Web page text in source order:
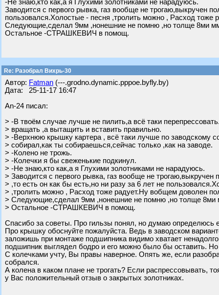
-Не знаю,кто как,а я Глухими золотниками не нарадуюсь.
Заводится с первого рывка, газ вообще не трогаю,выкручен
пользовался.Холостые - песня ,тролить можно , Расход
Следующие,сделал 9мм ,нонешние не помню ,но толще 8ми
Остальное -СТРАШКЕВИЧ в помощ.
Re: Разобрал Вихрь-30
Автор: Fatman (---.grodno.dynamic.pppoe.byfly.by)
Дата: 25-11-17 16:47
An-24 писал:
> -В твоём случае лучше не пилить,а всё таки
> вращать ,а вытащить и вставить правильно.
> -Верхнюю крышку картера , всё таки лучше по заводскому
> собирал,как ты собираешься,сейчас только ,как на заводе.
> -Колено не трожь.
> -Колечки я бы свеженькие подкинул.
> -Не знаю,кто как,а я Глухими золотниками не нарадуюсь.
> Заводится с первого рывка, газ вообще не трогаю,выкручен
> ,то есть он как бы есть,но ни разу за 6 лет не
> ,тролить можно , Расход тоже радует.Ну вобщем доволен
> Следующие,сделал 9мм ,нонешние не помню ,но толще 8ми
> Остальное -СТРАШКЕВИЧ в помощ.
Спасибо за советы. Про гильзы понял, но думаю
Про крышку обоснуйте пожалуйста. Ведь в заводском
заложишь при монтаже подшипника видимо хватает
подшипник выглядел бодро и его можно было бы оставить.
С колечками учту, Вы правы наверное. Опять же, если
собрался.
А колена в каком плане не трогать? Если распрессовывать,
у Вас положительный отзыв о закрытых золотниках.